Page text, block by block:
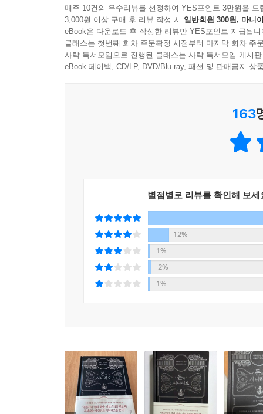
돈의 시나리오를 쓰기 위해 당신이 반드시 공부
선행해서 대변하면서도, 손쉽게 접할 수 있기에
있다. 게다가 지수를 공부하면 투자의 역사를 읽
수 있게 된다. 호황에는 불황을 준비할 수 있게 하
돈의 시나리오를 썼다. 이 책은 저자 자신이 부를
아니라, 부동산, 창업 등 여러 다양한 분야에 이르
100가지 시나리오가 있다
이 책은 저자가 그동안 많은 시간과 노력을 쏟아
‘반토막 시나리오’, 위기가 아닐 때도 돈을 벌 수
수 있지만, 저자는 여기에서 그치지 말고 영원한
따라, 나이에 따라, 가지고 있는 돈의 크기에 따라
돈의 시나리오를 쓰고 판단할 때 중요한 기준
있어서만큼은 위대한 시나리오 작가가 되어 있을
매주 10건의 우수리뷰를 선정하여 YES포인트 3만원을 드
3,000원 이상 구매 후 리뷰 작성 시 일반회원 300원, 마니
eBook은 다운로드 후 작성한 리뷰만 YES포인트 지급됩니
클래스는 첫번째 회차 주문확정 시점부터 마지막 회차 주
사락 독서모임으로 진행된 클래스는 사락 독서모임 게시
eBook 페이백, CD/LP, DVD/Blu-ray, 패션 및 판매금지 상
163
별점별로 리뷰를 확인해 보세
12%
1%
2%
1%